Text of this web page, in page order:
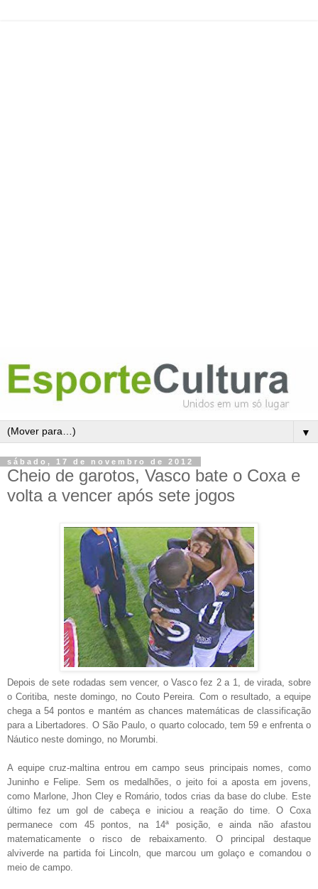
▼
sábado, 17 de novembro de 2012
Cheio de garotos, Vasco bate o Coxa e
volta a vencer após sete jogos
Depois de sete rodadas sem vencer, o Vasco fez 2 a 1, de virada, sobre
o Coritiba, neste domingo, no Couto Pereira. Com o resultado, a equipe
chega a 54 pontos e mantém as chances matemáticas de classificação
para a Libertadores. O São Paulo, o quarto colocado, tem 59 e enfrenta o
Náutico neste domingo, no Morumbi.
A equipe cruz-maltina entrou em campo seus principais nomes, como
Juninho e Felipe. Sem os medalhões, o jeito foi a aposta em jovens,
como Marlone, Jhon Cley e Romário, todos crias da base do clube. Este
último fez um gol de cabeça e iniciou a reação do time. O Coxa
permanece com 45 pontos, na 14ª posição, e ainda não afastou
matematicamente o risco de rebaixamento. O principal destaque
alviverde na partida foi Lincoln, que marcou um golaço e comandou o
meio de campo.